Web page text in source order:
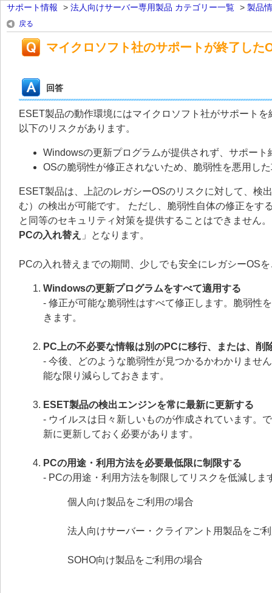
サポート情報 > 法人向けサーバー専用製品 カテゴリー一覧 > 製品
戻る
マイクロソフト社のサポートが終了し
回答
ESET製品の動作環境にはマイクロソフト社がサポート
以下のリスクがあります。
Windowsの更新プログラムが提供されず、サポー
OSの脆弱性が修正されないため、脆弱性を悪用し
ESET製品は、上記のレガシーOSのリスクに対して、検
む）の検出が可能です。 ただし、脆弱性自体の修正を
と同等のセキュリティ対策を提供することはできません
PCの入れ替え 」となります。
PCの入れ替えまでの期間、少しでも安全にレガシーOS
Windowsの更新プログラムをすべて適用する
- 修正が可能な脆弱性はすべて修正します。脆弱性
きます。
PC上の不必要な情報は別のPCに移行、または、削
- 今後、どのような脆弱性が見つかるかわかりませ
能な限り減らしておきます。
ESET製品の検出エンジンを常に最新に更新する
- ウイルスは日々新しいものが作成されています。
新に更新しておく必要があります。
PCの用途・利用方法を必要最低限に制限する
- PCの用途・利用方法を制限してリスクを低減し
個人向け製品をご利用の場合
法人向けサーバー・クライアント用製品をご
SOHO向け製品をご利用の場合